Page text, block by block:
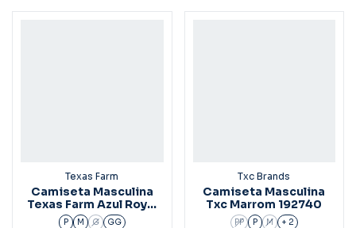
Texas Farm
Camiseta Masculina
Texas Farm Azul Royal
CM442
P M G GG
Txc Brands
Camiseta Masculina
Txc Marrom 192740
PP P M + 2